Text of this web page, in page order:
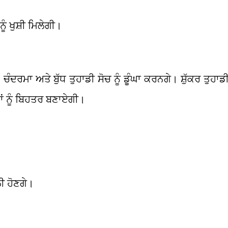
ਮਿਲੇਗੀ।
ਅਤੇ ਬੁੱਧ ਤੁਹਾਡੀ ਸੋਚ ਨੂੰ ਡੂੰਘਾ ਕਰਨਗੇ। ਸ਼ੁੱਕਰ ਤੁਹਾਡੀ
ਬਿਹਤਰ ਬਣਾਏਗੀ।
ਹੋਣਗੇ।